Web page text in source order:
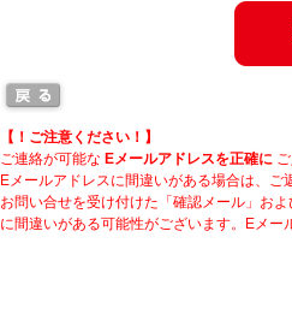
【！ご注意ください！】
ご連絡が可能な Eメールアドレスを正確に
Eメールアドレスに間違いがある場合は、ご
お問い合せを受け付けた「確認メール」お
に間違いがある可能性がございます。Eメー